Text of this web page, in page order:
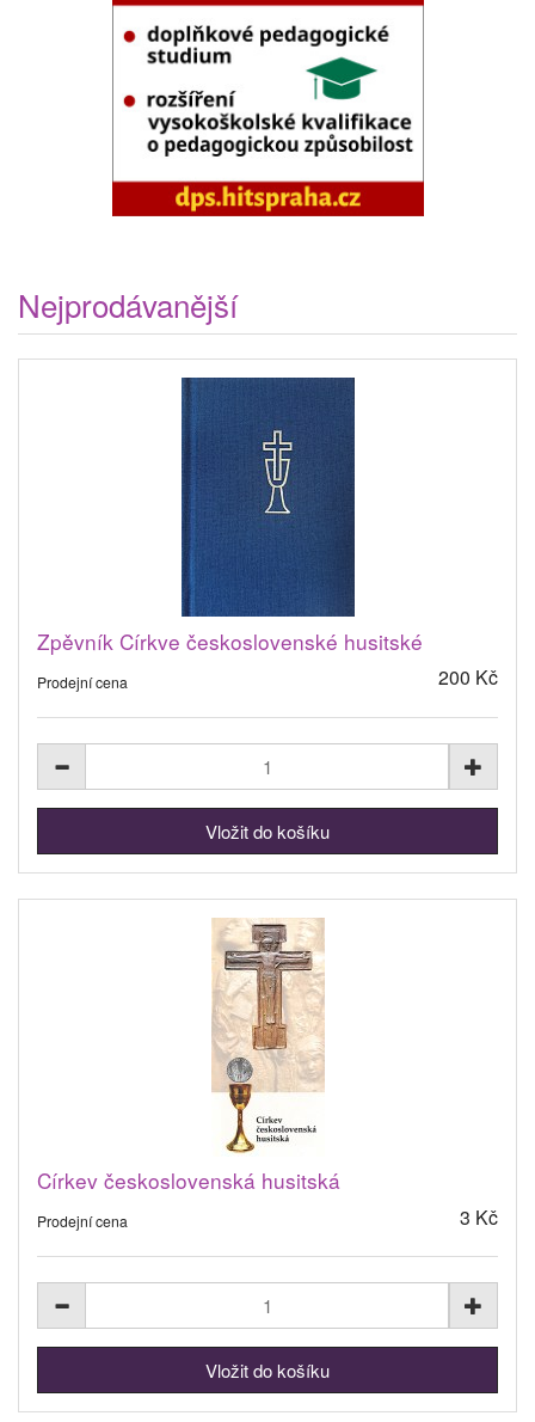
Nejprodávanější
Zpěvník Církve československé husitské
Prodejní cena 200 Kč
Církev československá husitská
Prodejní cena 3 Kč